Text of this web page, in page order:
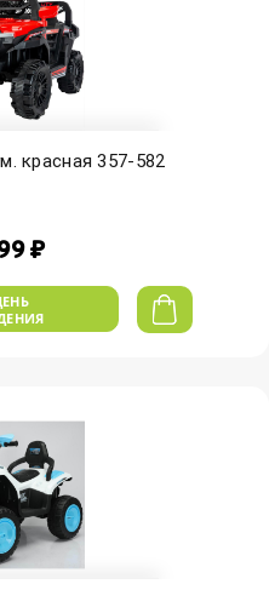
красная 357-582
₽